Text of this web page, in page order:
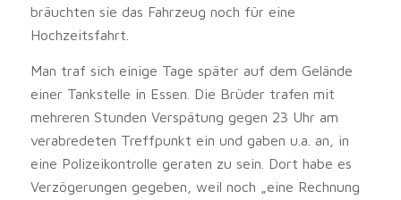
bräuchten sie das Fahrzeug noch für eine
Hochzeitsfahrt.
Man traf sich einige Tage später auf dem Gelände
einer Tankstelle in Essen. Die Brüder trafen mit
mehreren Stunden Verspätung gegen 23 Uhr am
verabredeten Treffpunkt ein und gaben u.a. an, in
eine Polizeikontrolle geraten zu sein. Dort habe es
Verzögerungen gegeben, weil noch „eine Rechnung